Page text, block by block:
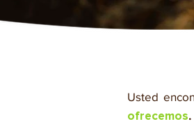
Usted
ofrecemos.